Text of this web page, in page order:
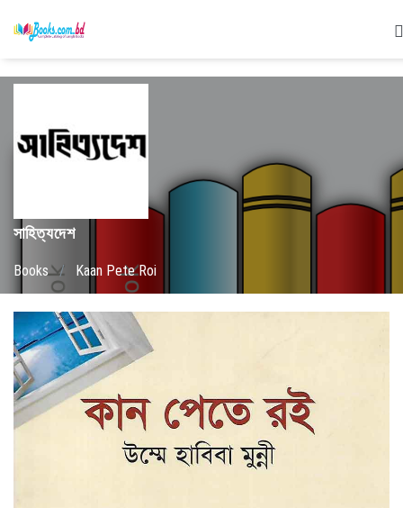
সাহিত্যদেশ
Books / Kaan Pete Roi